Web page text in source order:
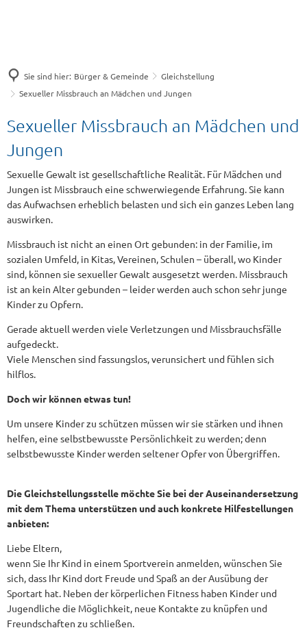
Sie sind hier: Bürger & Gemeinde
Gleichstellung
Sexueller Missbrauch an Mädchen und Jungen
Sexueller
Missbrauch
an
Mädchen
und
Jungen
Sexueller Missbrauch an Mädchen und
Jungen
Sexuelle Gewalt ist gesellschaftliche Realität. Für Mädchen und
Jungen ist Missbrauch eine schwerwiegende Erfahrung. Sie kann
das Aufwachsen erheblich belasten und sich ein ganzes Leben lang
auswirken.
Missbrauch ist nicht an einen Ort gebunden: in der Familie, im
sozialen Umfeld, in Kitas, Vereinen, Schulen – überall, wo Kinder
sind, können sie sexueller Gewalt ausgesetzt werden. Missbrauch
ist an kein Alter gebunden – leider werden auch schon sehr junge
Kinder zu Opfern.
Gerade aktuell werden viele Verletzungen und Missbrauchsfälle
aufgedeckt.
Viele Menschen sind fassungslos, verunsichert und fühlen sich
hilflos.
Doch wir können etwas tun!
Um unsere Kinder zu schützen müssen wir sie stärken und ihnen
helfen, eine selbstbewusste Persönlichkeit zu werden; denn
selbstbewusste Kinder werden seltener Opfer von Übergriffen.
Die Gleichstellungsstelle möchte Sie bei der Auseinandersetzung
mit dem Thema unterstützen und auch konkrete Hilfestellungen
anbieten:
Liebe Eltern,
wenn Sie Ihr Kind in einem Sportverein anmelden, wünschen Sie
sich, dass Ihr Kind dort Freude und Spaß an der Ausübung der
Sportart hat. Neben der körperlichen Fitness haben Kinder und
Jugendliche die Möglichkeit, neue Kontakte zu knüpfen und
Freundschaften zu schließen.